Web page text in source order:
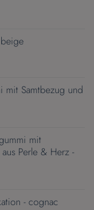
mit Samtbezug und
mit
Perle & Herz -
- cognac